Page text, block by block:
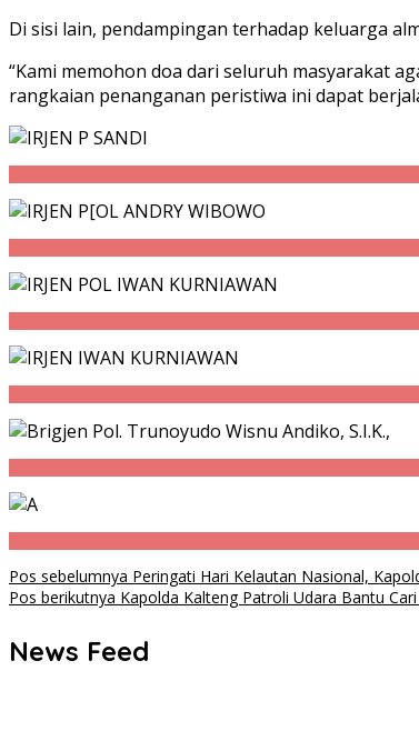
Di sisi lain, pendampingan terhadap keluarga
“Kami memohon doa dari seluruh masyarakat
rangkaian penanganan peristiwa ini dapat
Navigasi
Pos sebelumnya Peringati Hari Kelautan Nasional,
Pos berikutnya Kapolda Kalteng Patroli Udara Bantu
News Feed